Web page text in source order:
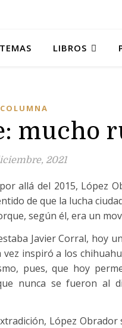
LIBROS
COLUMNA
mucho
2021
allá del 2015, López
de que la lucha
según él, era un
Javier Corral, hoy
inspiró a los
pues, que hoy
nunca se fueron al
López